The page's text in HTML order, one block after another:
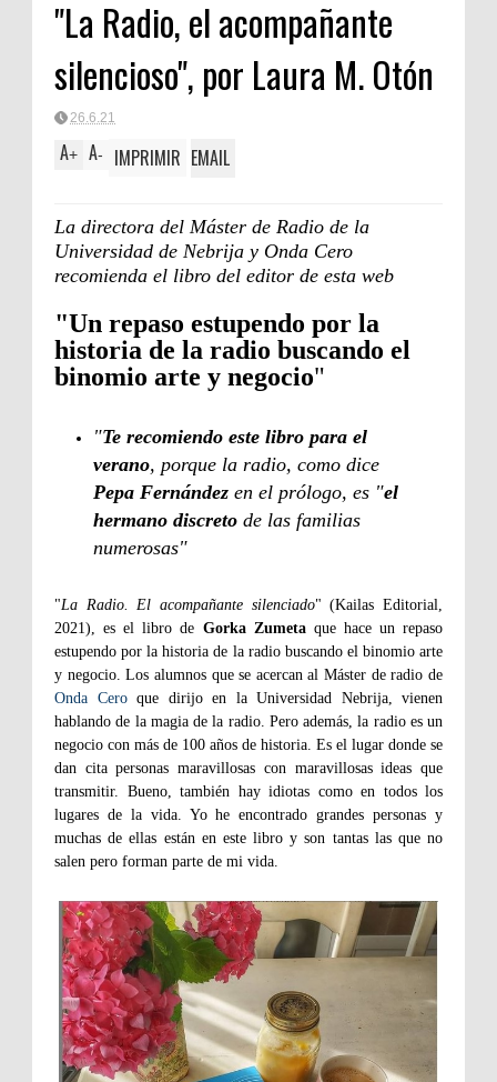
Clásica
"La Radio, el acompañante
silencioso", por Laura M. Otón
26.6.21
A+ A- IMPRIMIR EMAIL
La directora del Máster de Radio de la
Universidad de Nebrija y Onda Cero
recomienda el libro del editor de esta web
"Un repaso estupendo por la
historia de la radio buscando el
binomio arte y negocio"
"Te recomiendo este libro para el
verano, porque la radio, como dice
Pepa Fernández en el prólogo, es "el
hermano discreto de las familias
numerosas"
"La Radio. El acompañante silenciado" (Kailas Editorial,
2021), es el libro de Gorka Zumetaque hace un repaso
estupendo por la historia de la radio buscando el binomio arte
y negocio. Los alumnos que se acercan al Máster de radio de
Onda Cero que dirijo en la Universidad Nebrija, vienen
hablando de la magia de la radio. Pero además, la radio es un
negocio con más de 100 años de historia. Es el lugar donde se
dan cita personas maravillosas con maravillosas ideas que
transmitir. Bueno, también hay idiotas como en todos los
lugares de la vida. Yo he encontrado grandes personas y
muchas de ellas están en este libro y son tantas las que no
salen pero forman parte de mi vida.